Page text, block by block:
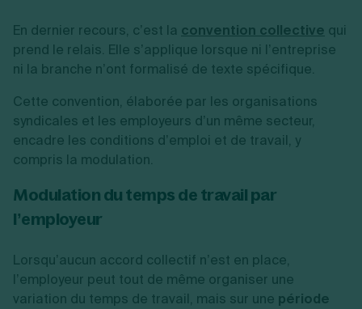
En dernier recours, c’est la convention collective qui
prend le relais. Elle s’applique lorsque ni l’entreprise
ni la branche n’ont formalisé de texte spécifique.
Cette convention, élaborée par les organisations
syndicales et les employeurs d’un même secteur,
encadre les conditions d’emploi et de travail, y
compris la modulation.
Modulation du temps de travail par
l’employeur
Lorsqu’aucun accord collectif n’est en place,
l’employeur peut tout de même organiser une
variation du temps de travail, mais sur une période